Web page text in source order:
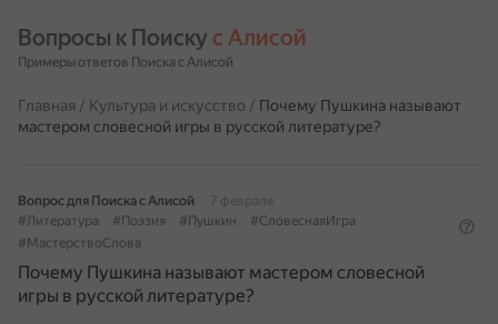
Вопросы к Поиску с Алисой
Примеры ответов Поиска с Алисой
Главная / Культура и искусство / Почему Пушкина называют
мастером словесной игры в русской литературе?
Вопрос для Поиска с Алисой
7 февраля
#Литература
#Поэзия #Пушкин
#СловеснаяИгра
#МастерствоСлова
Почему Пушкина называют мастером словесной
игры в русской литературе?